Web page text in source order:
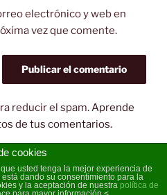
electrónico y web en
vez que comente.
reducir el spam.Aprende
de tus comentarios.
gracias a WordPress
cookies
usted tenga la mejor experiencia de
dando su consentimiento para la
y la aceptación de nuestra política de